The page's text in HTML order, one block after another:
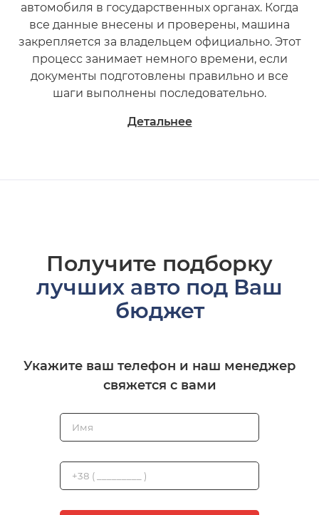
автомобиля в государственных органах. Когда
все данные внесены и проверены, машина
закрепляется за владельцем официально. Этот
процесс занимает немного времени, если
документы подготовлены правильно и все
шаги выполнены последовательно.
Детальнее
Получите подборку
лучших авто под Ваш
бюджет
Укажите ваш телефон и наш менеджер
свяжется с вами